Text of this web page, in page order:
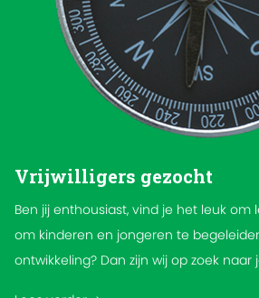
Vrijwilligers gezocht
Ben jij enthousiast, vind je het leuk om
om kinderen en jongeren te
ontwikkeling? Dan zijn wij op zoek naar